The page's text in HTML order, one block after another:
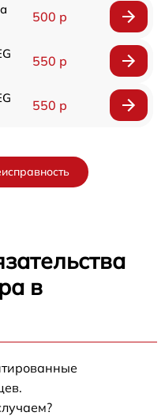
500 р
550 р
550 р
в